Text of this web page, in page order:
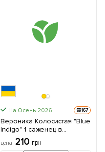
На Осень-2026 99167
Вероника Колосистая "Blue
Indigo" 1 саженец в
упаковке
цена 210 грн